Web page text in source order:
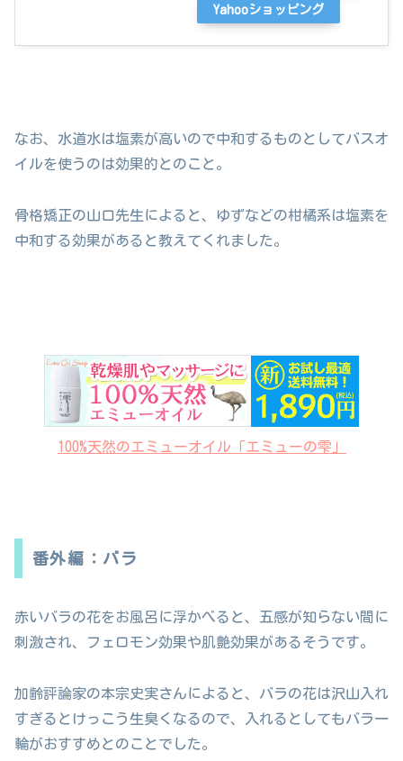
Yahooショッピング
なお、水道水は塩素が高いので中和するものとしてバスオ
イルを使うのは効果的とのこと。
骨格矯正の山口先生によると、ゆずなどの柑橘系は塩素を
中和する効果があると教えてくれました。
100%天然のエミューオイル「エミューの雫」
番外編：バラ
赤いバラの花をお風呂に浮かべると、五感が知らない間に
刺激され、フェロモン効果や肌艶効果があるそうです。
加齢評論家の本宗史実さんによると、バラの花は沢山入れ
すぎるとけっこう生臭くなるので、入れるとしてもバラ一
輪がおすすめとのことでした。